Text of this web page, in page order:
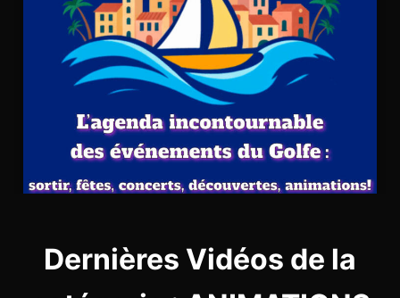
Dernières Vidéos de la